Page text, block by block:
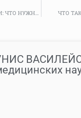
ПОЛИПОДЫ МАТКИ: ЧТО НУЖНО ЗНАТЬ ЧТО